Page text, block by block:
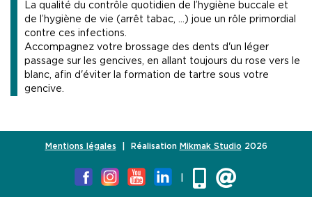
La qualité du contrôle quotidien de l’hygiène buccale et
de l’hygiène de vie (arrêt tabac, ...) joue un rôle primordial
contre ces infections.
Accompagnez votre brossage des dents d'un léger
passage sur les gencives, en allant toujours du rose vers le
blanc, afin d'éviter la formation de tartre sous votre
gencive.
Mentions légales | Réalisation Mikmak Studio 2026